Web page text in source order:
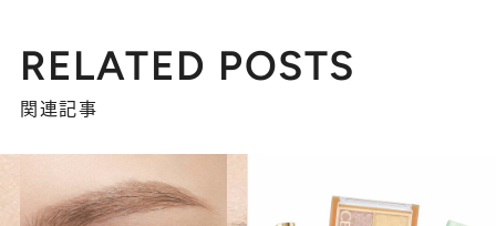
RELATED POSTS
関連記事